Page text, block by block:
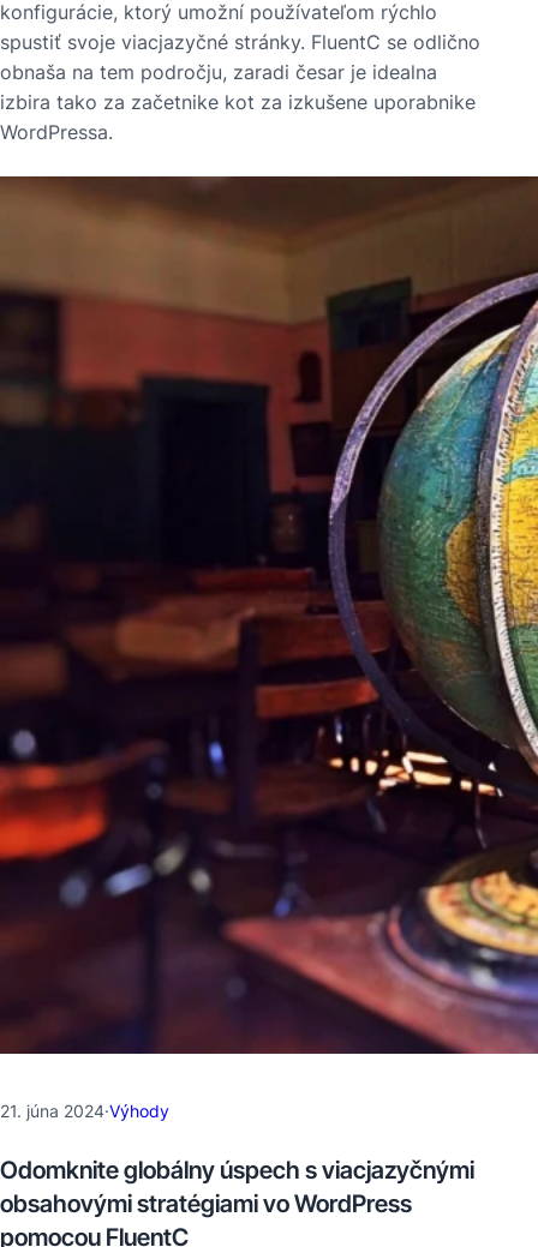
konfigurácie, ktorý umožní používateľom rýchlo
spustiť svoje viacjazyčné stránky. FluentC se odlično
obnaša na tem področju, zaradi česar je idealna
izbira tako za začetnike kot za izkušene uporabnike
WordPressa.
21. júna 2024·Výhody
Odomknite globálny úspech s viacjazyčnými
obsahovými stratégiami vo WordPress
pomocou FluentC